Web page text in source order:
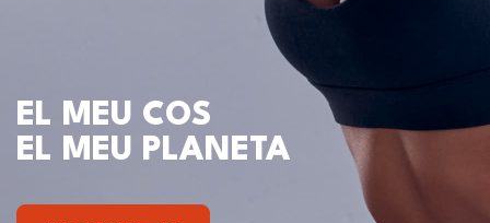
EL MEU COS
EL MEU PLANETA